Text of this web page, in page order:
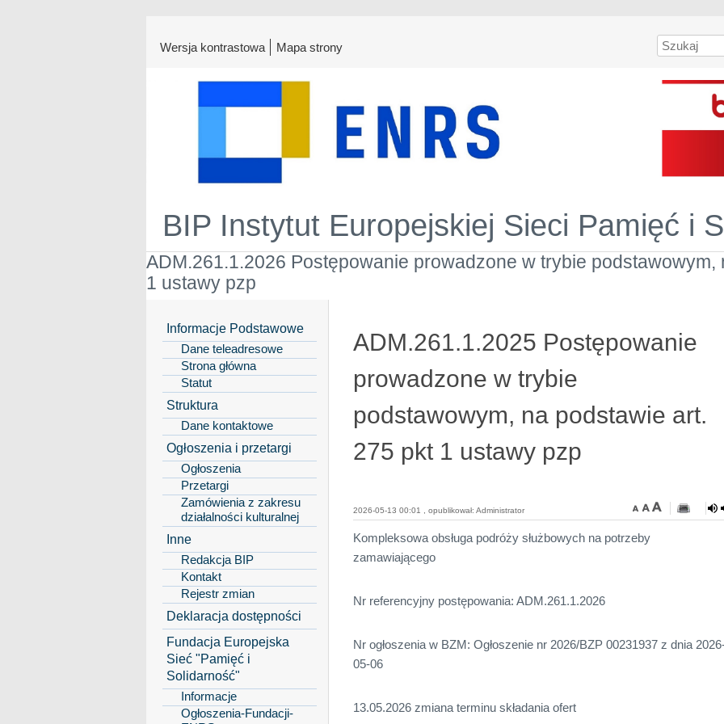
Wersja kontrastowa Mapa strony Szukaj
BIP Instytut Europejskiej Sieci Pamięć i
ADM.261.1.2026 Postępowanie prowadzone w trybie podstawowym,
1 ustawy pzp
Informacje Podstawowe
Dane teleadresowe
Strona główna
Statut
Struktura
Dane kontaktowe
Ogłoszenia i przetargi
Ogłoszenia
Przetargi
Zamówienia z zakresu
działalności kulturalnej
Inne
Redakcja BIP
Kontakt
Rejestr zmian
Deklaracja dostępności
Fundacja Europejska
Sieć "Pamięć i
Solidarność"
Informacje
Ogłoszenia-Fundacji-
ADM.261.1.2025 Postępowanie
prowadzone w trybie
podstawowym, na podstawie art.
275 pkt 1 ustawy pzp
2026-05-13 00:01 , opublikował: Administrator
Kompleksowa obsługa podróży służbowych na potrzeby
zamawiającego
Nr referencyjny postępowania: ADM.261.1.2026
Nr ogłoszenia w BZM: Ogłoszenie nr 2026/BZP 00231937 z dnia
05-06
13.05.2026 zmiana terminu składania ofert